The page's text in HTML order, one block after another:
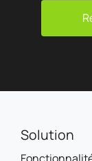
Solution